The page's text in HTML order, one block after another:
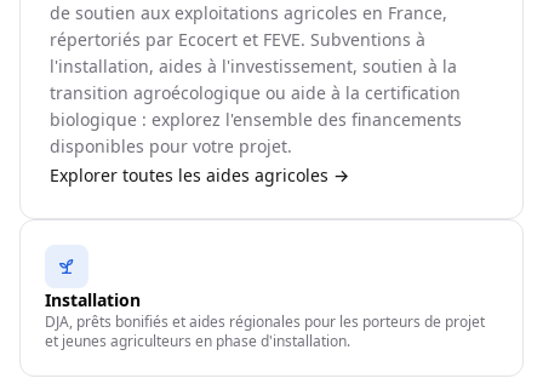
de soutien aux exploitations agricoles en France,
répertoriés par Ecocert et FEVE. Subventions à
l'installation, aides à l'investissement, soutien à la
transition agroécologique ou aide à la certification
biologique : explorez l'ensemble des financements
disponibles pour votre projet.
Explorer toutes les aides agricoles →
Installation
DJA, prêts bonifiés et aides régionales pour les porteurs de projet
et jeunes agriculteurs en phase d'installation.